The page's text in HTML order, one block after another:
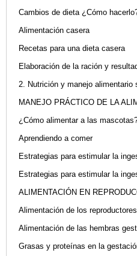
Cambios de dieta ¿Cómo
Alimentación casera
Recetas para una dieta casera
Elaboración de la ración y
2. Nutrición y manejo alimentario
MANEJO PRÁCTICO DE LA
¿Cómo alimentar a las
Aprendiendo a comer
Estrategias para estimular la
Estrategias para estimular la
ALIMENTACIÓN EN
Alimentación de los reproductores
Alimentación de las hembras
Grasas y proteínas en la